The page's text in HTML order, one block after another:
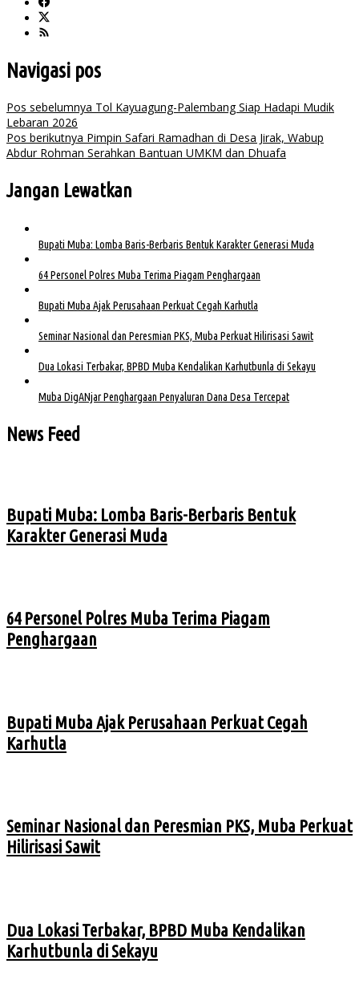
Navigasi pos
Pos sebelumnya Tol Kayuagung-Palembang Siap Hadapi Mudik
Lebaran 2026
Pos berikutnya Pimpin Safari Ramadhan di Desa Jirak, Wabup
Abdur Rohman Serahkan Bantuan UMKM dan Dhuafa
Jangan Lewatkan
Bupati Muba: Lomba Baris-Berbaris Bentuk Karakter Generasi Muda
64 Personel Polres Muba Terima Piagam Penghargaan
Bupati Muba Ajak Perusahaan Perkuat Cegah Karhutla
Seminar Nasional dan Peresmian PKS, Muba Perkuat Hilirisasi Sawit
Dua Lokasi Terbakar, BPBD Muba Kendalikan Karhutbunla di Sekayu
Muba DigANjar Penghargaan Penyaluran Dana Desa Tercepat
News Feed
Bupati Muba: Lomba Baris-Berbaris Bentuk
Karakter Generasi Muda
64 Personel Polres Muba Terima Piagam
Penghargaan
Bupati Muba Ajak Perusahaan Perkuat Cegah
Karhutla
Seminar Nasional dan Peresmian PKS, Muba Perkuat
Hilirisasi Sawit
Dua Lokasi Terbakar, BPBD Muba Kendalikan
Karhutbunla di Sekayu